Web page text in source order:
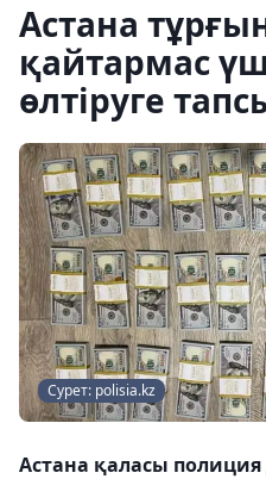
Астана
қайтармас
өлтіруге
Сурет: polisia.kz
Астана қаласы полиция